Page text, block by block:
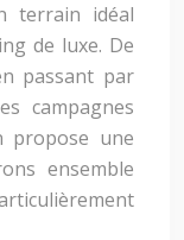
terrain idéal
de luxe. De
passant par
campagnes
propose une
ensemble